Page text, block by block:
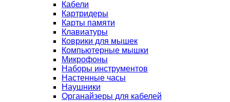
Кабели
Картридеры
Карты памяти
Клавиатуры
Коврики для мышек
Компьютерные мышки
Микрофоны
Наборы инструментов
Настенные часы
Наушники
Органайзеры для кабелей